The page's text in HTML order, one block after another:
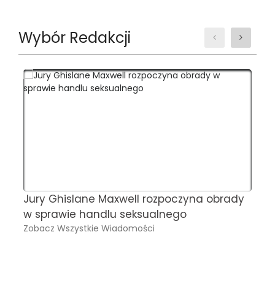
Wybór Redakcji
Jury Ghislane Maxwell rozpoczyna obrady
w sprawie handlu seksualnego
Zobacz Wszystkie Wiadomości